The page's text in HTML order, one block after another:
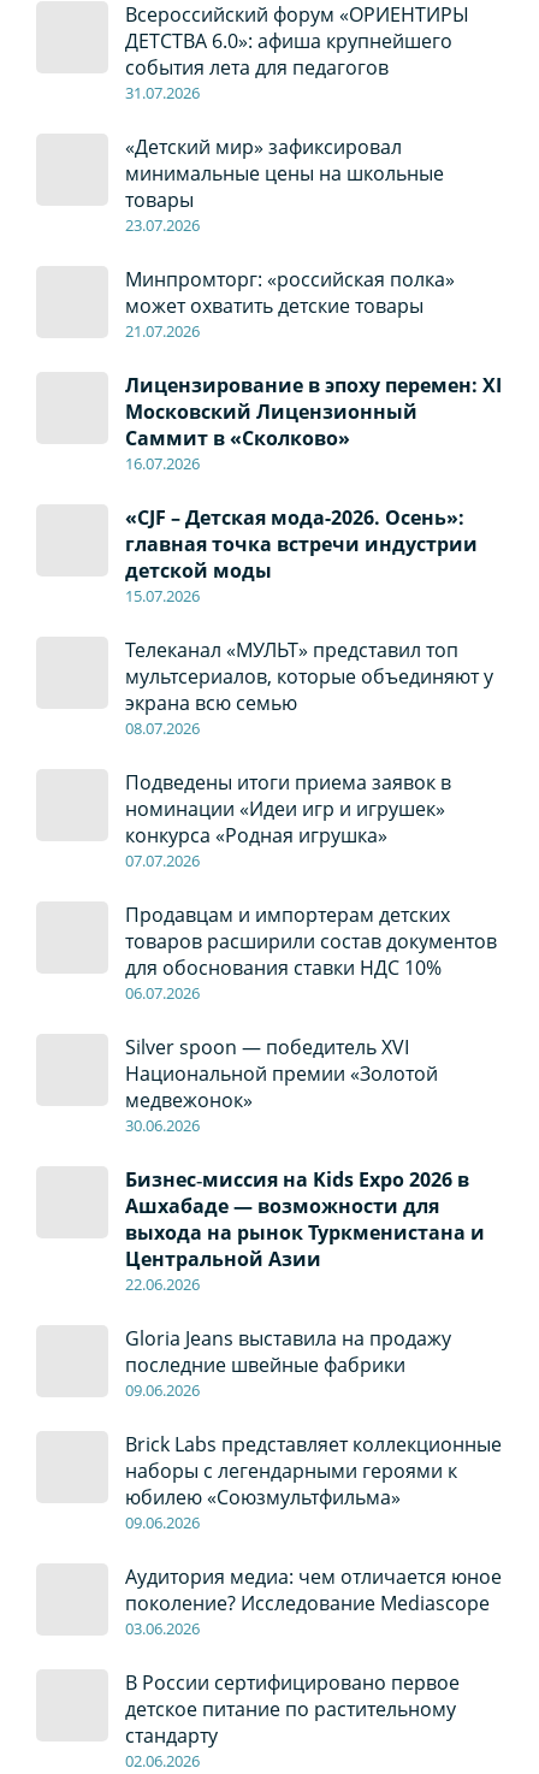
Всероссийский форум «ОРИЕНТИРЫ
ДЕТСТВА 6.0»: афиша крупнейшего
события лета для педагогов
31.07.2026
«Детский мир» зафиксировал
минимальные цены на школьные
товары
23.07.2026
Минпромторг: «российская полка»
может охватить детские товары
21.07.2026
Лицензирование в эпоху перемен: XI
Московский Лицензионный
Саммит в «Сколково»
16.07.2026
«CJF – Детская мода-2026. Осень»:
главная точка встречи индустрии
детской моды
15.07.2026
Телеканал «МУЛЬТ» представил топ
мультсериалов, которые объединяют у
экрана всю семью
08.07.2026
Подведены итоги приема заявок в
номинации «Идеи игр и игрушек»
конкурса «Родная игрушка»
07.07.2026
Продавцам и импортерам детских
товаров расширили состав документов
для обоснования ставки НДС 10%
06.07.2026
Silver spoon — победитель XVI
Национальной премии «Золотой
медвежонок»
30.06.2026
Бизнес‑миссия на Kids Expo 2026 в
Ашхабаде — возможности для
выхода на рынок Туркменистана и
Центральной Азии
22.06.2026
Gloria Jeans выставила на продажу
последние швейные фабрики
09.06.2026
Brick Labs представляет коллекционные
наборы с легендарными героями к
юбилею «Союзмультфильма»
09.06.2026
Аудитория медиа: чем отличается юное
поколение? Исследование Mediascope
03.06.2026
В России сертифицировано первое
детское питание по растительному
стандарту
02.06.2026